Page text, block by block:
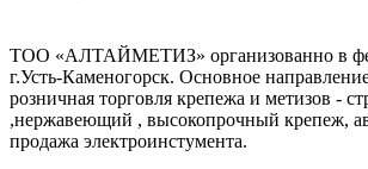
ТОО «АЛТАЙМЕТИЗ» организованно в
г.Усть-Каменогорск. Основное
розничная торговля крепежа и метизов -
,нержавеющий , высокопрочный крепеж,
продажа электроинстумента.